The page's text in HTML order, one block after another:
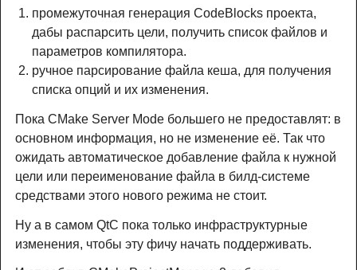
промежуточная генерация CodeBlocks проекта,
дабы распарсить цели, получить список файлов и
параметров компилятора.
ручное парсирование файла кеша, для получения
списка опций и их изменения.
Пока CMake Server Mode большего не предоставлят: в
основном информация, но не изменение её. Так что
ожидать автоматическое добавление файла к нужной
цели или переименование файла в билд-системе
средствами этого нового режима не стоит.
Ну а в самом QtC пока только инфраструктурные
изменения, чтобы эту фичу начать поддерживать.